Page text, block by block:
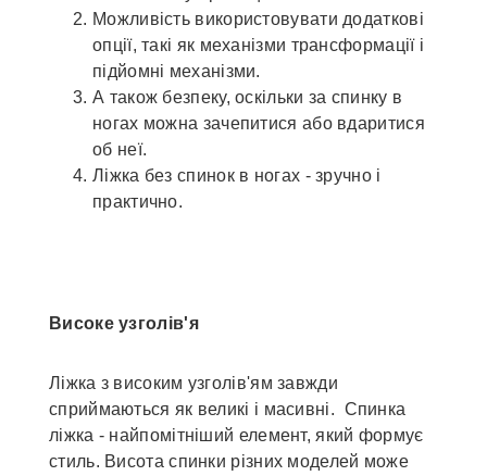
Можливість використовувати додаткові
опції, такі як механізми трансформації і
підйомні механізми.
А також безпеку, оскільки за спинку в
ногах можна зачепитися або вдаритися
об неї.
Ліжка без спинок в ногах - зручно і
практично.
Високе узголів'я
Ліжка з високим узголів'ям завжди
сприймаються як великі і масивні. Спинка
ліжка - найпомітніший елемент, який формує
стиль. Висота спинки різних моделей може